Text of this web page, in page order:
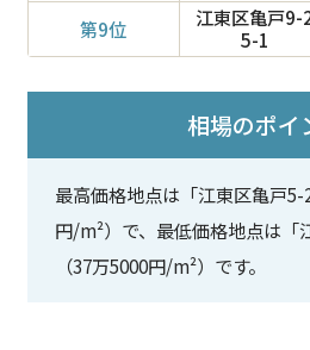
第9位
江東区亀戸9-
5-1
相場のポイ
最高価格地点は「江東区亀戸
円/m²）で、最低価格地点は「
（37万5000円/m²）です。